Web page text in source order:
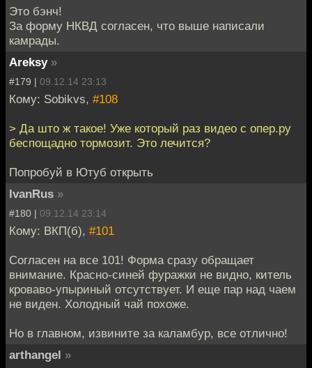
Это бэнч!
За форму НКВД согласен, что выше написали
камрады.
Areksy »
#179 | 09.12.14 23:13
Кому: Sobikvs, #108
> Да што ж такое! Уже который раз видео с опер.ру
беспощадно тормозит. Это лечится?
Попробуй в Ютуб открыть
IvanRus »
#180 | 09.12.14 23:14
Кому: ВКП(б), #101
Согласен на все 101! Форма сразу обращает
внимание. Красно-синей фуражки не видно, китель
кроваво-упыриный отсутствует. И еще пар над чаем
не виден. Холодный чай похоже.
Но в главном, извините за каламбур, все отлично!
arthangel »